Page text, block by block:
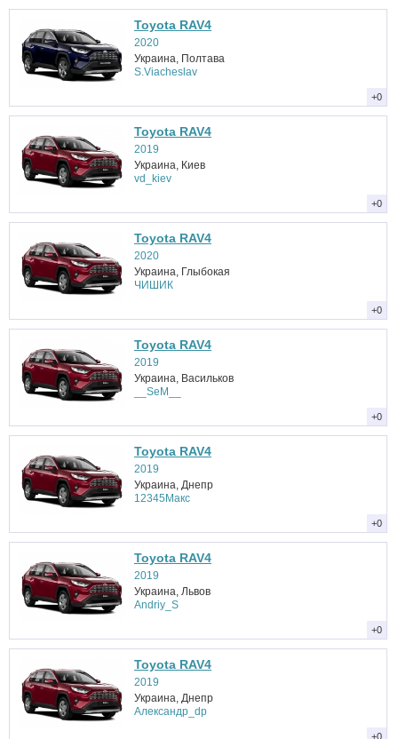
+0
Toyota RAV4
2020
Украина, Полтава
S.Viacheslav
+0
Toyota RAV4
2019
Украина, Киев
vd_kiev
+0
Toyota RAV4
2020
Украина, Глыбокая
ЧИШИК
+0
Toyota RAV4
2019
Украина, Васильков
__SeM__
+0
Toyota RAV4
2019
Украина, Днепр
12345Макс
+0
Toyota RAV4
2019
Украина, Львов
Andriy_S
+0
Toyota RAV4
2019
Украина, Днепр
Александр_dp